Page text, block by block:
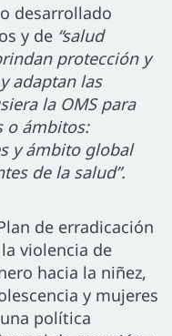
desarrollado
y de “salud
protección y
adaptan las
la OMS para
o ámbitos:
y ámbito global
de la salud”.
de erradicación
violencia de
hacia la niñez,
y mujeres
política